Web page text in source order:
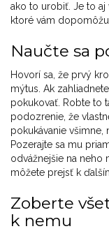
ako to urobiť. Je to aj
ktoré vám
Naučte sa
Hovorí sa, že prvý
mýtus. Ak
pokukovať. Robte to
podozrenie, že
pokukávanie všimne,
Pozerajte sa mu
odvážnejšie na neho
môžete prejsť k
Zoberte
k nemu